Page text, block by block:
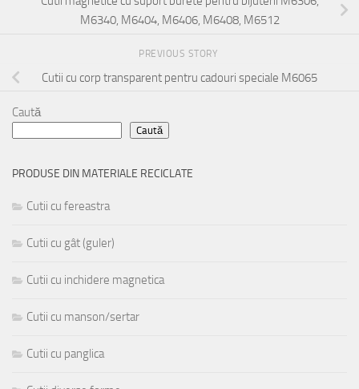
M6340, M6404, M6406, M6408, M6512
PREVIOUS STORY
Cutii cu corp transparent pentru cadouri speciale M6065
Caută
Caută
PRODUSE DIN MATERIALE RECICLATE
Cutii cu fereastra
Cutii cu gât (guler)
Cutii cu inchidere magnetica
Cutii cu manson/sertar
Cutii cu panglica